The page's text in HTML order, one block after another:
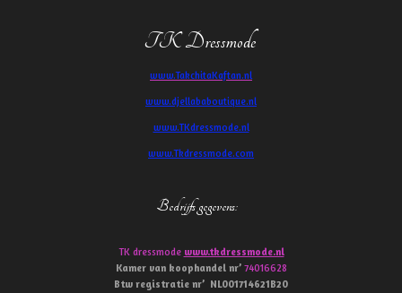
TK Dressmode
www.TakchitaKaftan.nl
www.djellababoutique.nl
www.TKdressmode.nl
www.Tkdressmode.com
Bedrijfs gegevens:
TK dressmode www.tkdressmode.nl
Kamer van koophandel nr’ 74016628
Btw registratie nr’ NL001714621B20